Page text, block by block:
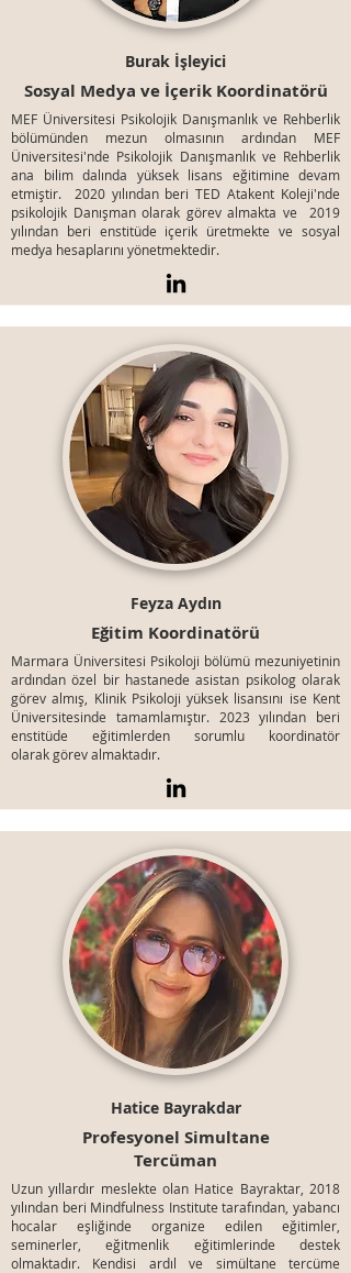
Burak İşleyici
Sosyal Medya ve İçerik Koordinatörü
MEF Üniversitesi Psikolojik Danışmanlık ve Rehberlik
bölümünden mezun olmasının ardından MEF
Üniversitesi'nde Psikolojik Danışmanlık ve Rehberlik
ana bilim dalında yüksek lisans eğitimine devam
etmiştir. 2020 yılından beri TED Atakent Koleji'nde
psikolojik Danışman olarak görev almakta ve 2019
yılından beri enstitüde içerik üretmekte ve sosyal
medya hesaplarını yönetmektedir.
Feyza Aydın
Eğitim Koordinatörü
Marmara Üniversitesi Psikoloji bölümü mezuniyetinin
ardından özel bir hastanede asistan psikolog olarak
görev almış, Klinik Psikoloji yüksek lisansını ise Kent
Üniversitesinde tamamlamıştır. 2023 yılından beri
enstitüde eğitimlerden sorumlu koordinatör
olarakgörevalmaktadır.
Hatice Bayrakdar
Profesyonel Simultane
Tercüman
Uzun yıllardır meslekte olan Hatice Bayraktar, 2018
yılından beri Mindfulness Institute tarafından, yabancı
hocalar eşliğinde organize edilen eğitimler,
seminerler, eğitmenlik eğitimlerinde destek
olmaktadır. Kendisi ardıl ve simültane tercüme